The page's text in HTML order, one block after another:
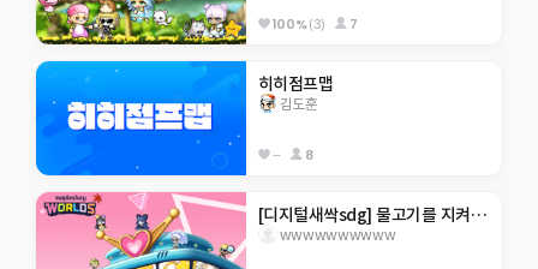
100%(3) 7
히히점프맵
김도훈
-- 8
[디지털새싹sdg] 물고기를 지켜주새오 ㅎㅎ
wwwwwwwwww